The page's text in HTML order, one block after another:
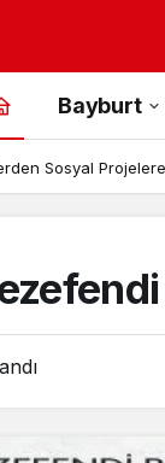
Bayburt
Sosyal